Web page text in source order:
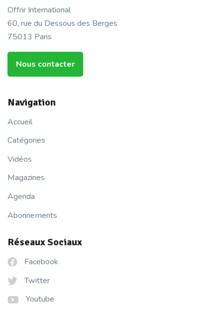
Offrir International
60, rue du Dessous des Berges
75013 Paris
Nous contacter
Navigation
Accueil
Catégories
Vidéos
Magazines
Agenda
Abonnements
Réseaux Sociaux
Facebook
Twitter
Youtube